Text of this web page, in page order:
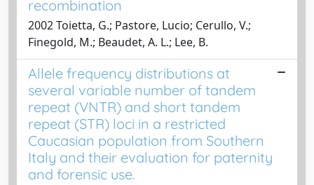
recombination
2002 Toietta, G.; Pastore, Lucio; Cerullo, V.;
Finegold, M.; Beaudet, A. L.; Lee, B.
Allele frequency distributions at
several variable number of tandem
repeat (VNTR) and short tandem
repeat (STR) loci in a restricted
Caucasian population from Southern
Italy and their evaluation for paternity
and forensic use.